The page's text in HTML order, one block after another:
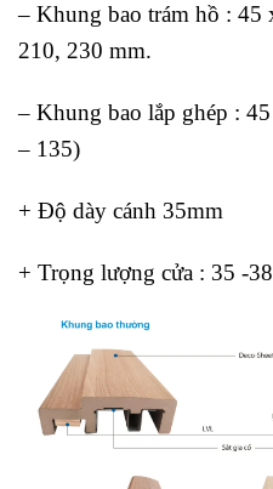
– Khung bao trám hồ : 45
210, 230 mm.
– Khung bao lắp ghép :
– 135)
+ Độ dày cánh 35mm
+ Trọng lượng cửa : 35 -